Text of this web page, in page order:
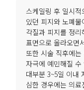
스케일링 후 일시
있던 피지와 노폐
각질과 피지를 정
표면으로 올라오면
또한 시술 직후에
자극에 예민해질 수
대부분 3~5일 이내
심한 경우에는 의